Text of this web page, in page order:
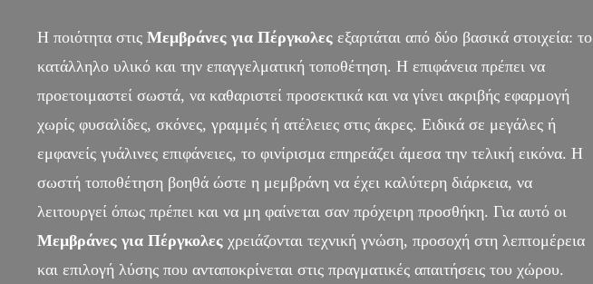
Η ποιότητα στις Μεμβράνες για Πέργκολεςεξαρτάται από δύο βασικά στοιχεία: το
κατάλληλο υλικό και την επαγγελματική τοποθέτηση. Η επιφάνεια πρέπει να
προετοιμαστεί σωστά, να καθαριστεί προσεκτικά και να γίνει ακριβής εφαρμογή
χωρίς φυσαλίδες, σκόνες, γραμμές ή ατέλειες στις άκρες. Ειδικά σε μεγάλες ή
εμφανείς γυάλινες επιφάνειες, το φινίρισμα επηρεάζει άμεσα την τελική εικόνα. Η
σωστή τοποθέτηση βοηθά ώστε η μεμβράνη να έχει καλύτερη διάρκεια, να
λειτουργεί όπως πρέπει και να μη φαίνεται σαν πρόχειρη προσθήκη. Για αυτό οι
Μεμβράνες για Πέργκολεςχρειάζονται τεχνική γνώση, προσοχή στη λεπτομέρεια
και επιλογή λύσης που ανταποκρίνεται στις πραγματικές απαιτήσεις του χώρου.